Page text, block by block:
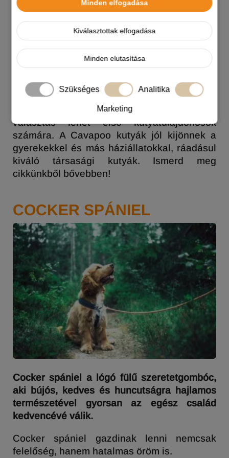
Minden elfogadása
Kiválasztottak elfogadása
Minden elutasítása
Szükséges Analitika
Marketing
A Cavapoo egy Cavalier King Charles
spániel és egy uszkár keresztezésének
eredménye. A Cavapoo barátságos,
intelligens és könnyen tanítható kutya.
Viszonylag kevés gondozást igényel, így jó
választás lehet első kutyatulajdonosok
számára. A Cavapoo kutyák jól kijönnek a
gyerekekkel és más háziállatokkal, ráadásul
kiváló társasági kutyák. Ismerd meg
cikkünkből bővebben!
COCKER SPÁNIEL
Cocker spániel a lógó fülű szeretetgombóc,
aki bújós, kedves és huncutságra hajlamos
természetével gyorsan az egész család
kedvencévé válik.
Cocker spániel gazdinak lenni nemcsak
felelőség, hanem hatalmas öröm is.